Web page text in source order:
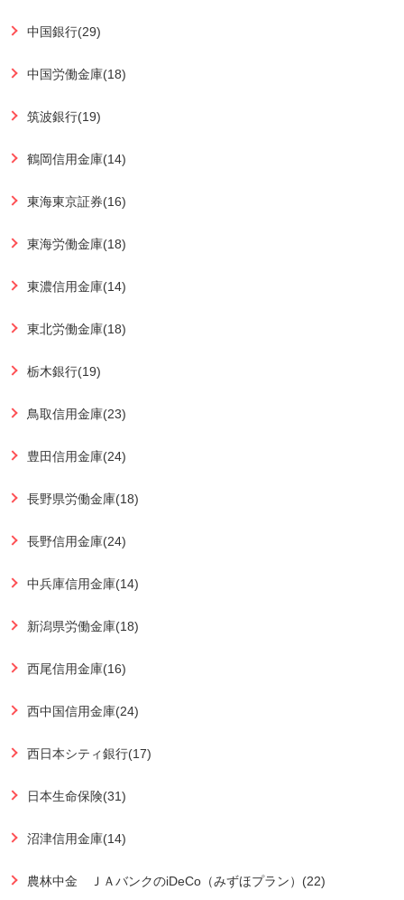
中国銀行(29)
中国労働金庫(18)
筑波銀行(19)
鶴岡信用金庫(14)
東海東京証券(16)
東海労働金庫(18)
東濃信用金庫(14)
東北労働金庫(18)
栃木銀行(19)
鳥取信用金庫(23)
豊田信用金庫(24)
長野県労働金庫(18)
長野信用金庫(24)
中兵庫信用金庫(14)
新潟県労働金庫(18)
西尾信用金庫(16)
西中国信用金庫(24)
西日本シティ銀行(17)
日本生命保険(31)
沼津信用金庫(14)
農林中金 ＪＡバンクのiDeCo（みずほプラン）(22)